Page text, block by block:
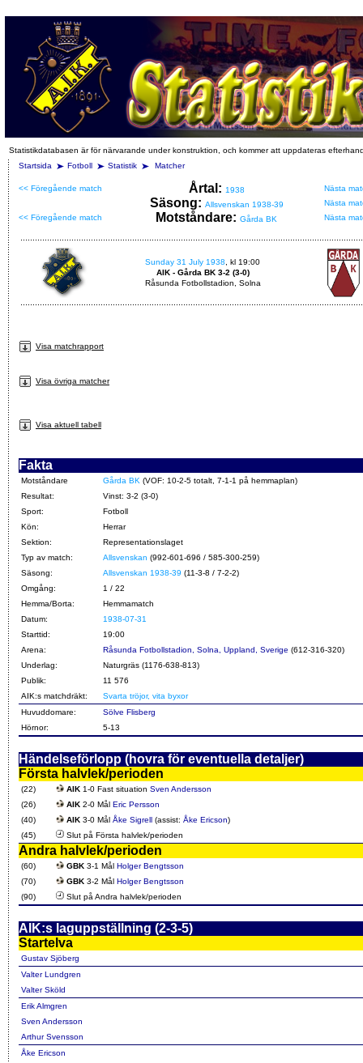
Statistikdatabasen är för närvarande under konstruktion, och kommer att uppdateras
Startsida
Fotboll Statistik Matcher
<< Föregående match Årtal: 1938 Nästa
Säsong: Allsvenskan 1938-39
Nästa
<< Föregående match
Motståndare: Gårda BK Nästa
Sunday 31 July 1938 , kl 19:00
AIK - Gårda BK 3-2 (3-0)
Råsunda Fotbollstadion, Solna
Visa matchrapport
Visa övriga matcher
Visa aktuell tabell
Fakta
Motståndare Gårda BK (VOF: 10-2-5 totalt, 7-1-1 på hemmaplan)
Resultat:
Vinst: 3-2 (3-0)
Sport:
Fotboll
Kön:
Herrar
Sektion:
Representationslaget
Typ av match:
Allsvenskan (992-601-696 / 585-300-259)
Säsong:
Allsvenskan 1938-39 (11-3-8 / 7-2-2)
Omgång:
1 / 22
Hemma/Borta:
Hemmamatch
Datum:
1938-07-31
Starttid:
19:00
Arena:
Råsunda Fotbollstadion, Solna, Uppland, Sverige (612-316-320)
Underlag:
Naturgräs (1176-638-813)
Publik:
11 576
AIK:s matchdräkt:
Svarta tröjor, vita byxor
Huvuddomare:
Sölve Flisberg
Hörnor:
5-13
Händelseförlopp (hovra för eventuella detaljer)
Första halvlek/perioden
(22) AIK 1-0 Fast situation Sven Andersson
(26)
AIK 2-0 Mål Eric Persson
(40)
AIK 3-0 Mål Åke Sigrell (assist: Åke Ericson)
(45)
Slut på Första halvlek/perioden
Andra halvlek/perioden
(60) GBK 3-1 Mål Holger Bengtsson
(70)
GBK 3-2 Mål Holger Bengtsson
(90)
Slut på Andra halvlek/perioden
AIK:s laguppställning (2-3-5)
Startelva
Gustav Sjöberg
Valter Lundgren
Valter Sköld
Erik Almgren
Sven Andersson
Arthur Svensson
Åke Ericson